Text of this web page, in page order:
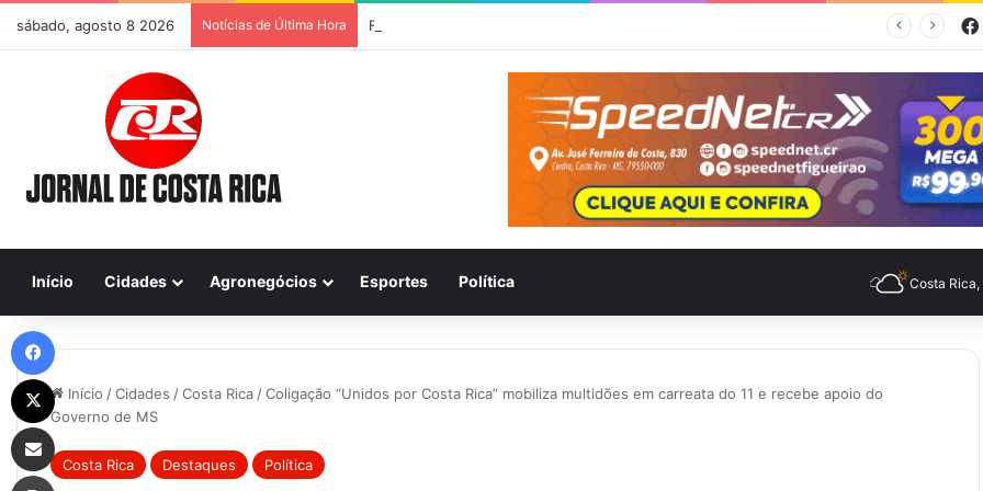
sábado, agosto 8 2026 Notícias de Última Hora
Início Cidades Agronegócios Esportes Política Costa Rica,
Início /Cidades /Costa Rica /Coligação “Unidos por Costa Rica” mobiliza multidões em carreata do 11 e recebe apoio do
Governo de MS
Costa Rica Destaques Política
Compartilhar via e-mail
Imprimir